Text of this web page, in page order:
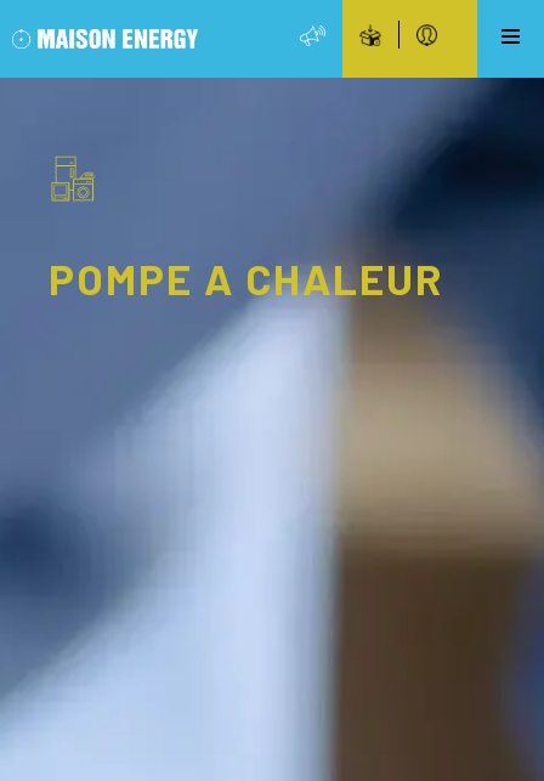
POMPE A CHALEUR